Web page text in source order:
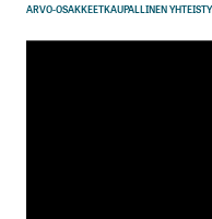
ARVO-OSAKKEETKAUPALLINEN